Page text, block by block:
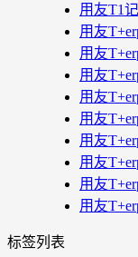
用友T1
用友
用友
用友
用友
用友
用友
用友
用友
用友
标签列表